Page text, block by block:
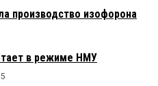
производство изофорона
в режиме НМУ